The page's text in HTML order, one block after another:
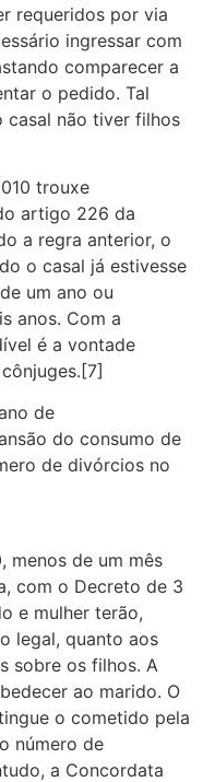
requeridos por via
ingressar com
comparecer a
o pedido. Tal
casal não tiver filhos
trouxe
artigo 226 da
a regra anterior, o
o casal já estivesse
um ano ou
anos. Com a
é a vontade
de
do consumo de
de divórcios no
menos de um mês
com o Decreto de 3
e mulher terão,
legal, quanto aos
sobre os filhos. A
ao marido. O
o cometido pela
número de
a Concordata